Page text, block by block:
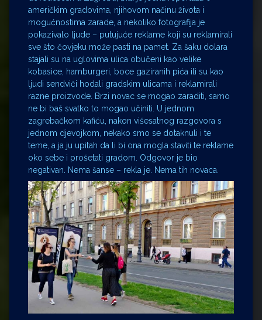
američkim gradovima, njihovom načinu života i
mogućnostima zarade, a nekoliko fotografija je
pokazivalo ljude – putujuće reklame koji su reklamirali
sve što čovjeku može pasti na pamet. Za šaku dolara
stajali su na uglovima ulica obučeni kao velike
kobasice, hamburgeri, boce gaziranih pića ili su kao
ljudi sendviči hodali gradskim ulicama i reklamirali
razne proizvode. Brzi novac se mogao zaraditi, samo
ne bi baš svatko to mogao učiniti. U jednom
zagrebačkom kafiću, nakon višesatnog razgovora s
jednom djevojkom, nekako smo se dotaknuli i te
teme, a ja ju upitah da li bi ona mogla staviti te reklame
oko sebe i prošetati gradom. Odgovor je bio
negativan. Nema šanse – rekla je. Nema tih novaca.